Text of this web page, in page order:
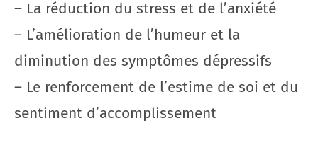
– La réduction du stress et de l’anxiété
– L’amélioration de l’humeur et la
diminution des symptômes dépressifs
– Le renforcement de l’estime de soi et du
sentiment d’accomplissement